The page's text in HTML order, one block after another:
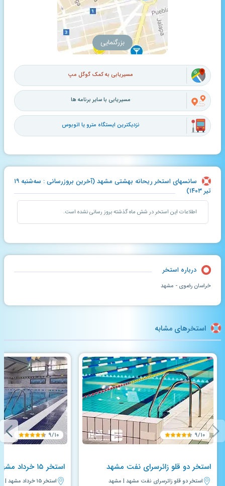
بزرگنمایی
مسیریابی به کمک گوگل مپ
مسیریابی با سایر برنامه ها
نزدیکترین ایستگاه مترو یا اتوبوس
سانسهای استخر ریحانه بهشتی مشهد (آخرین بروزرسانی : سه‌شنبه ۱۹
تیر ۱۴۰۳)
اطلاعات این استخر در شش ماه گذشته بروز رسانی نشده است.
درباره استخر
خراسان رضوی - مشهد
استخرهای مشابه
۹/۱۰
استخر دو قلو زائرسرای نفت مشهد
استخر دو قلو زائرسرای نفت مشهد | مشهد
۹/۱۰
استخر ۱۵ خرداد مشهد
استخر ۱۵ خرداد مشهد | مشهد